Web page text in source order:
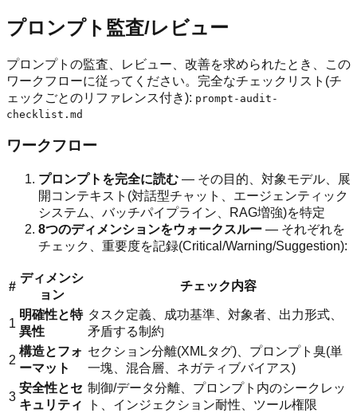
プロンプト監査/レビュー
プロンプトの監査、レビュー、改善を求められたとき、この
ワークフローに従ってください。完全なチェックリスト(チ
ェックごとのリファレンス付き): prompt-audit-
checklist.md
ワークフロー
プロンプトを完全に読む — その目的、対象モデル、展
開コンテキスト(対話型チャット、エージェンティック
システム、バッチパイプライン、RAG増強)を特定
8つのディメンションをウォークスルー — それぞれを
チェック、重要度を記録(Critical/Warning/Suggestion):
#
ディメンシ
ョン
チェック内容
1
明確性と特
異性
タスク定義、成功基準、対象者、出力形式、
矛盾する制約
2
構造とフォ
ーマット
セクション分離(XMLタグ)、プロンプト臭(単
一塊、混合層、ネガティブバイアス)
3
安全性とセ
キュリティ
制御/データ分離、プロンプト内のシークレッ
ト、インジェクション耐性、ツール権限